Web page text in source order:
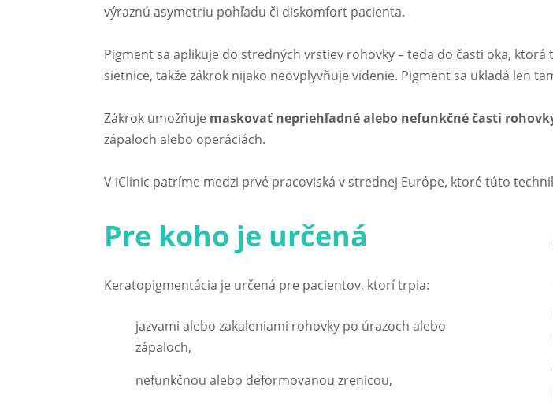
výraznú asymetriu pohľadu či diskomfort pacienta.
Pigment sa aplikuje do stredných vrstiev rohovky – teda do časti oka,
sietnice, takže zákrok nijako neovplyvňuje videnie. Pigment sa ukladá len
Zákrok umožňuje maskovať nepriehľadné alebo nefunkčné časti
zápaloch alebo operáciách.
V iClinic patríme medzi prvé pracoviská v strednej Európe, ktoré túto
Pre koho je určená
Keratopigmentácia je určená pre pacientov, ktorí trpia:
jazvami alebo zakaleniami rohovky po úrazoch alebo
zápaloch,
nefunkčnou alebo deformovanou zrenicou,